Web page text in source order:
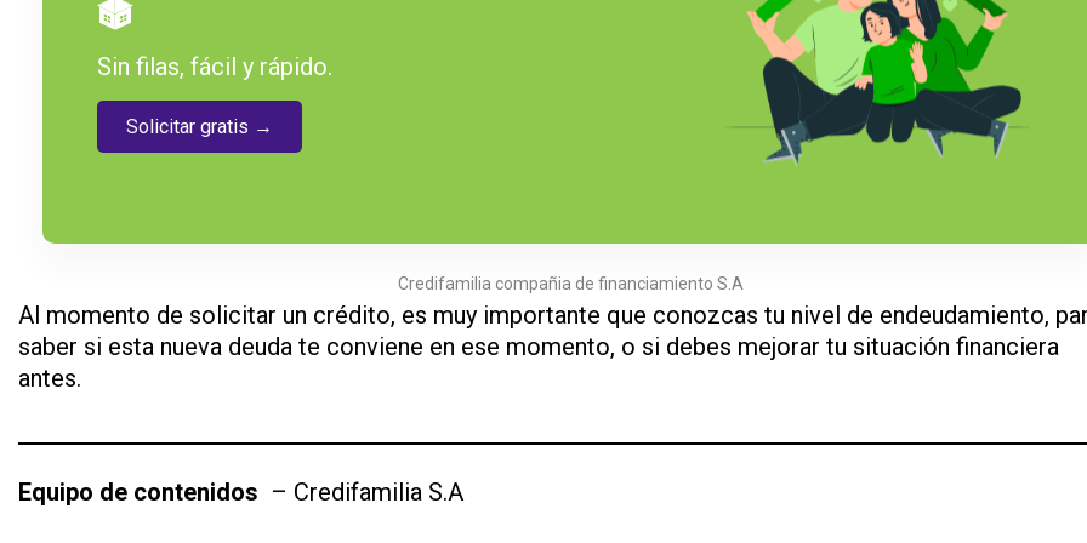
Sin filas, fácil y rápido.
Solicitar gratis →
Credifamilia compañia de financiamiento S.A
Al momento de solicitar un crédito, es muy importante que conozcas tu nivel de endeudamiento,
saber si esta nueva deuda te conviene en ese momento, o si debes mejorar tu situación financiera
antes.
Equipo de contenidos – Credifamilia S.A